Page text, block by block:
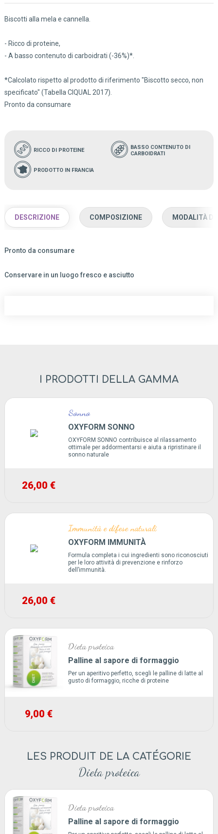
Biscotti alla mela e cannella.
- Ricco di proteine,
- A basso contenuto di carboidrati (-36%)*.
*Calcolato rispetto al prodotto di riferimento "Biscotto secco, non
specificato" (Tabella CIQUAL 2017).
Pronto da consumare
RICCO DI PROTEINE
BASSO CONTENUTO DI
CARBOIDRATI
PRODOTTO IN FRANCIA
DESCRIZIONE COMPOSIZIONE MODALITÀ
Pronto da consumare
Conservare in un luogo fresco e asciutto
I PRODOTTI DELLA GAMMA
Sonno
OXYFORM SONNO
OXYFORM SONNO contribuisce al rilassamento
ottimale per addormentarsi e aiuta a ripristinare il
sonno naturale
26,00 €
Immunità e difese naturali
OXYFORM IMMUNITÀ
Formula completa i cui ingredienti sono riconosciuti
per le loro attività di prevenzione e rinforzo
dell’immunità.
26,00 €
Dieta proteica
Palline al sapore di formaggio
Per un aperitivo perfetto, scegli le palline di latte al
gusto di formaggio, ricche di proteine
9,00 €
LES PRODUIT DE LA CATÉGORIE
Dieta proteica
Dieta proteica
Palline al sapore di formaggio